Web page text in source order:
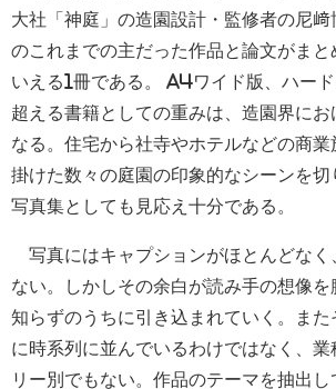
大社「神庭」の造園設計・監修者の尼﨑
のこれまでの主だった作品と論文がまと
いえる1冊である。 A4ワイド版、ハー
超える書籍としての重みは、造園界に
なる。住宅から社寺やホテルなどの商
掛けた数々の庭園の印象的なシーンを切
写真集としても見応え十分である。
写真にはキャプションがほとんどなく
ない。しかしその余白が読み手の想像
知らずのうちに引き込まれていく。また
に時系列に並んでいるわけではなく、
リー別でもない。作品のテーマを抽出